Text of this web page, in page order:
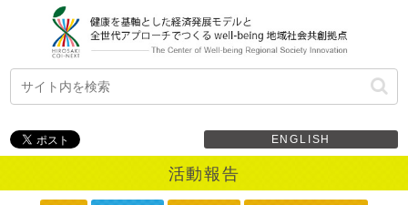
ENGLISH
活動報告